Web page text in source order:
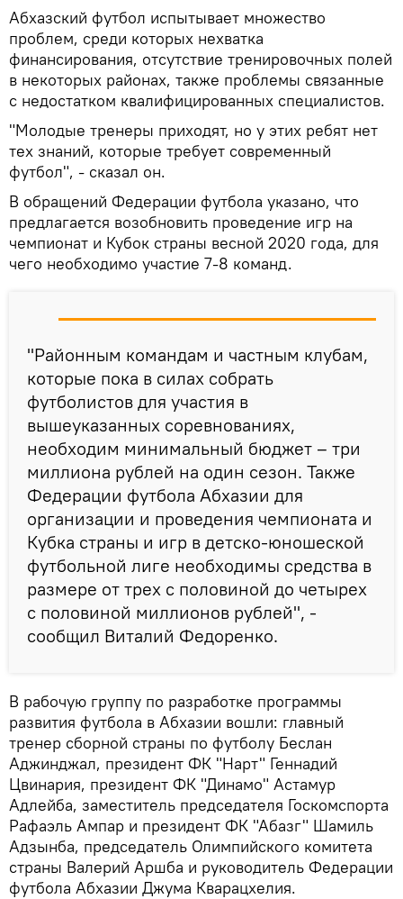
Абхазский футбол испытывает множество
проблем, среди которых нехватка
финансирования, отсутствие тренировочных полей
в некоторых районах, также проблемы связанные
с недостатком квалифицированных специалистов.
"Молодые тренеры приходят, но у этих ребят нет
тех знаний, которые требует современный
футбол", - сказал он.
В обращений Федерации футбола указано, что
предлагается возобновить проведение игр на
чемпионат и Кубок страны весной 2020 года, для
чего необходимо участие 7-8 команд.
"Районным командам и частным клубам,
которые пока в силах собрать
футболистов для участия в
вышеуказанных соревнованиях,
необходим минимальный бюджет – три
миллиона рублей на один сезон. Также
Федерации футбола Абхазии для
организации и проведения чемпионата и
Кубка страны и игр в детско-юношеской
футбольной лиге необходимы средства в
размере от трех с половиной до четырех
с половиной миллионов рублей", -
сообщил Виталий Федоренко.
В рабочую группу по разработке программы
развития футбола в Абхазии вошли: главный
тренер сборной страны по футболу Беслан
Аджинджал, президент ФК "Нарт" Геннадий
Цвинария, президент ФК "Динамо" Астамур
Адлейба, заместитель председателя Госкомспорта
Рафаэль Ампар и президент ФК "Абазг" Шамиль
Адзынба, председатель Олимпийского комитета
страны Валерий Аршба и руководитель Федерации
футбола Абхазии Джума Кварацхелия.